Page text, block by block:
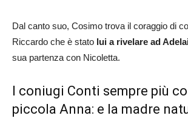
Dal canto suo, Cosimo trova il coraggio di
Riccardo che è stato lui a rivelare ad
sua partenza con Nicoletta.
I coniugi Conti sempre più
piccola Anna: e la madre